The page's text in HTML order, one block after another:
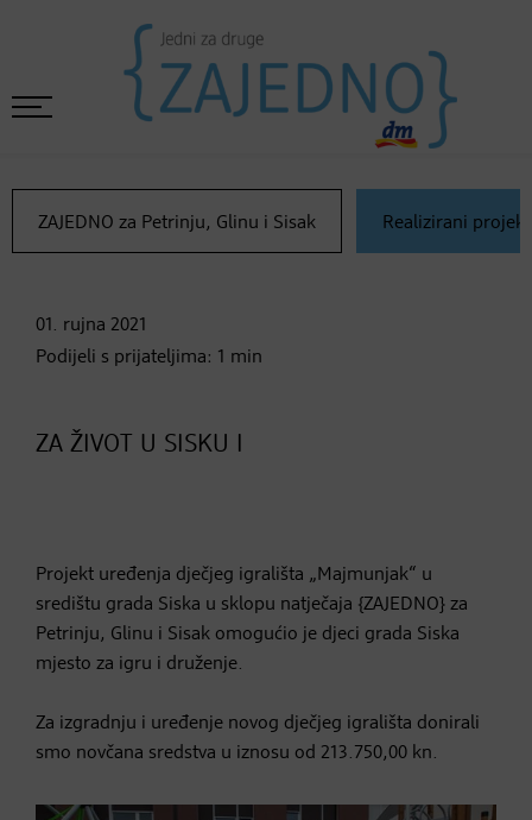
ZAJEDNO za Petrinju, Glinu i Sisak Realizirani
01. rujna 2021
Podijeli s prijateljima: 1 min
ZA ŽIVOT U SISKU I
Projekt uređenja dječjeg igrališta „Majmunjak“ u
središtu grada Siska u sklopu natječaja {ZAJEDNO} za
Petrinju, Glinu i Sisak omogućio je djeci grada Siska
mjesto za igru i druženje.
Za izgradnju i uređenje novog dječjeg igrališta donirali
smo novčana sredstva u iznosu od 213.750,00 kn.